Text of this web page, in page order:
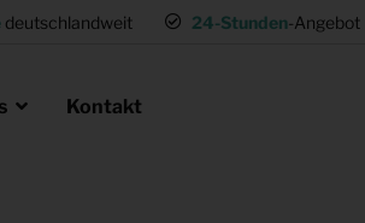
deutschlandweit 24-Stunden-Angebot
Kontakt